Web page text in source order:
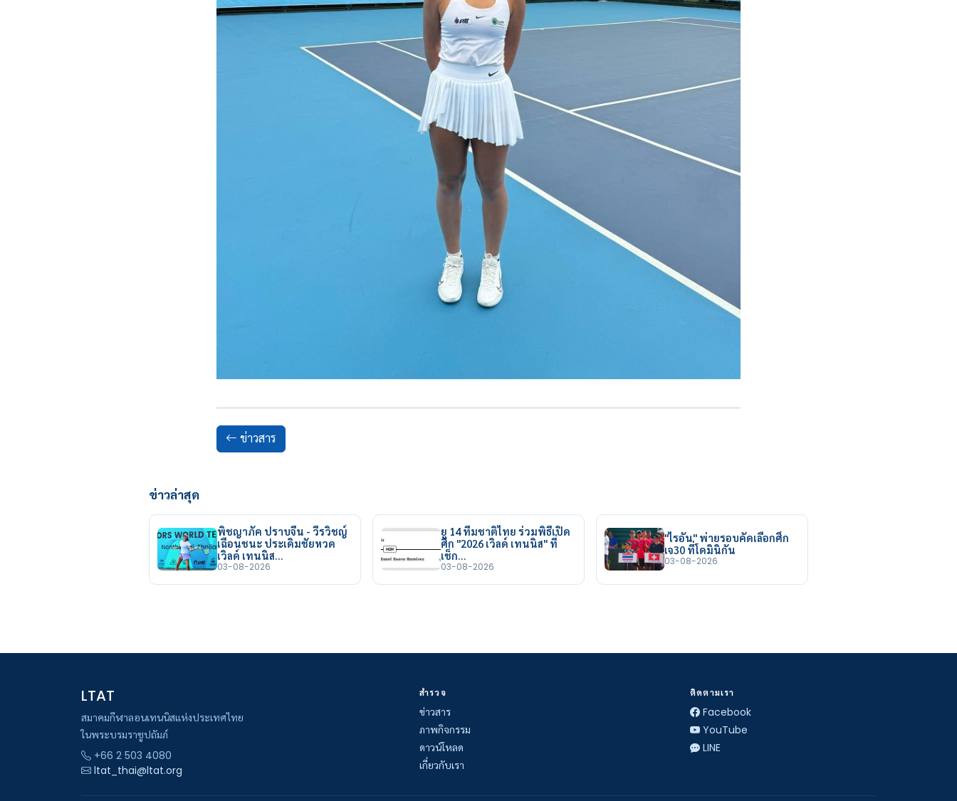
ข่าวสาร
ข่าวล่าสุด
พิชญาภัค ปราบจีน - วีรวิชญ์
เฉือนชนะ ประเดิมชัยหวด
เวิลด์ เทนนิส…
03-08-2026
ยู 14 ทีมชาติไทย ร่วมพิธีเปิด
ศึก "2026 เวิลด์ เทนนิส" ที่
เช็ก…
03-08-2026
"ไรอัน" พ่ายรอบคัดเลือกศึก
เจ30 ที่โดมินิกัน
03-08-2026
LTAT
สมาคมกีฬาลอนเทนนิสแห่งประเทศไทย
ในพระบรมราชูปถัมภ์
+66 2 503 4080
ltat_thai@ltat.org
สำรวจ
ข่าวสาร
ภาพกิจกรรม
ดาวน์โหลด
เกี่ยวกับเรา
ติดตามเรา
Facebook
YouTube
LINE